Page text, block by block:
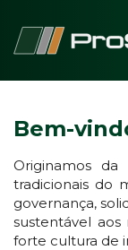
Bem-
Originamos
tradicionais do
governança,
sustentável
forte cultura de